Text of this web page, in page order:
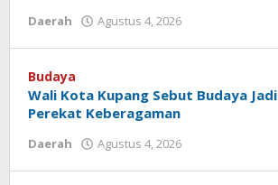
Daerah Agustus 4, 2026
Tu@mes
Budaya
Wali Kota Kupang Sebut Budaya Jadi
Perekat Keberagaman
Daerah Agustus 4, 2026
Tu@mes